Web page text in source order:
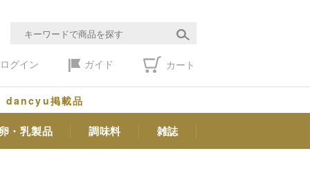
ログイン ガイド カート
dancyu掲載品
卵・乳製品 調味料 雑誌